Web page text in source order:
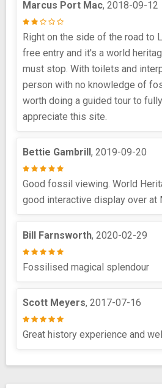
Marcus Port Mac, 2018-09-12
Right on the side of the road to
free entry and it's a world
must stop. With toilets and
person with no knowledge of
worth doing a guided tour to
appreciate this site.
Bettie Gambrill, 2019-09-20
Good fossil viewing. World
good interactive display over at
Bill Farnsworth, 2020-02-29
Fossilised magical splendour
Scott Meyers, 2017-07-16
Great history experience and